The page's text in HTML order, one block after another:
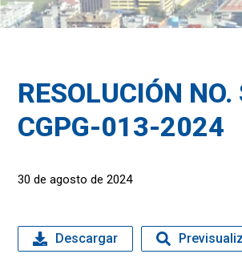
RESOLUCIÓN NO.
CGPG-013-2024
30 de agosto de 2024
Descargar